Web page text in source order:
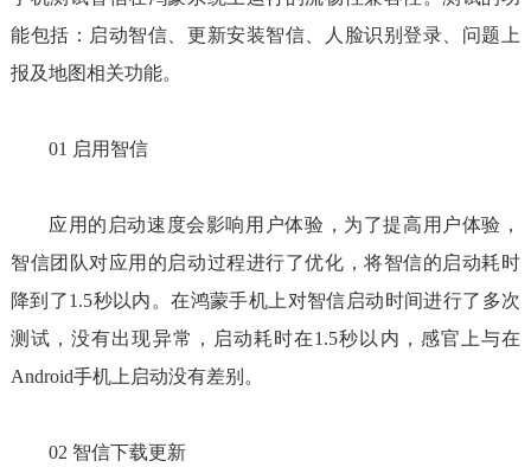
能包括：启动智信、更新安装智信、人脸识别登录、问题上
报及地图相关功能。
01 启用智信
应用的启动速度会影响用户体验，为了提高用户体验，
智信团队对应用的启动过程进行了优化，将智信的启动耗时
降到了1.5秒以内。在鸿蒙手机上对智信启动时间进行了多次
测试，没有出现异常，启动耗时在1.5秒以内，感官上与在
Android手机上启动没有差别。
02 智信下载更新